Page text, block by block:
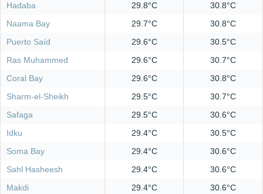
Hadaba
29.8°C
30.8°C
Naama Bay
29.7°C
30.8°C
Puerto Saíd
29.6°C
30.5°C
Ras Muhammed
29.6°C
30.7°C
Coral Bay
29.6°C
30.8°C
Sharm-el-Sheikh
29.5°C
30.7°C
Safaga
29.5°C
30.6°C
Idku
29.4°C
30.5°C
Soma Bay
29.4°C
30.6°C
Sahl Hasheesh
29.4°C
30.6°C
Makdi
29.4°C
30.6°C